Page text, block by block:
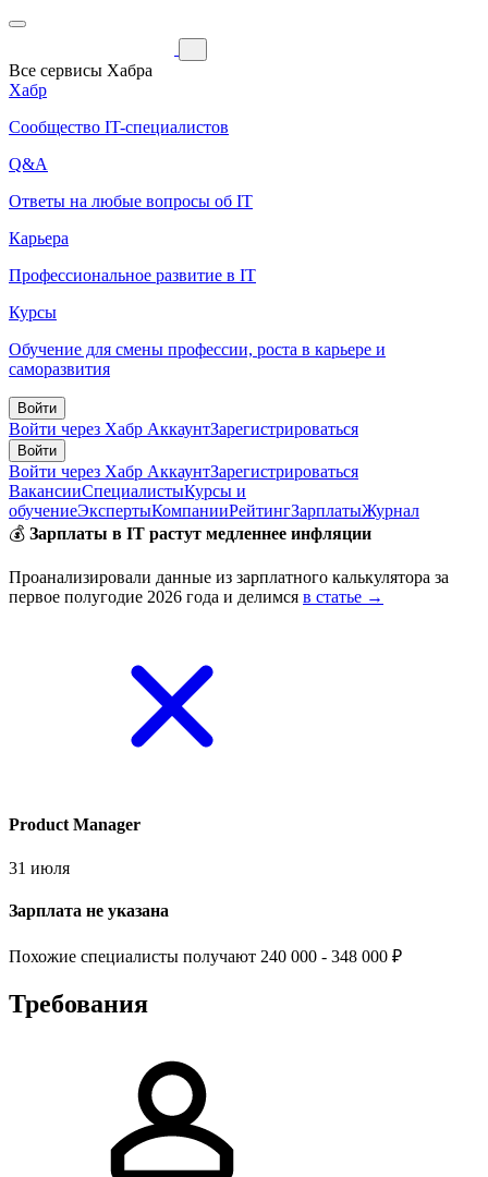
Все сервисы Хабра
Хабр
Сообщество IT-специалистов
Q&A
Ответы на любые вопросы об IT
Карьера
Профессиональное развитие в IT
Курсы
Обучение для смены профессии, роста в карьере и
саморазвития
Войти
Войти через Хабр АккаунтЗарегистрироваться
Войти
Войти через Хабр АккаунтЗарегистрироваться
ВакансииСпециалистыКурсы и
обучениеЭкспертыКомпанииРейтингЗарплатыЖурнал
💰 Зарплаты в IT растут медленнее инфляции
Проанализировали данные из зарплатного калькулятора за
первое полугодие 2026 года и делимся в статье →
Product Manager
31 июля
Зарплата не указана
Похожие специалисты получают 240 000 - 348 000 ₽
Требования